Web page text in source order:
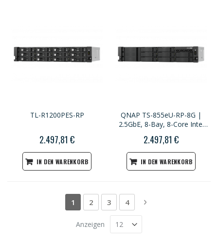
TL-R1200PES-RP
2.497,81 €
IN DEN WARENKORB
QNAP TS-855eU-RP-8G |
2.5GbE, 8-Bay, 8-Core Intel
PCIe Slots, Redundant Power,
2U Short-depth Rackmount
2.497,81 €
IN DEN WARENKORB
Seite
Sie lesen gerade die Seite
1 Seite
2 Seite
3 Seite
4 Seite
Weiter
Anzeigen